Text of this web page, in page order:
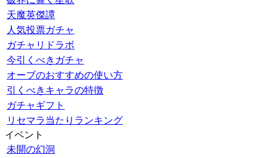
天魔英傑譚
人気投票ガチャ
ガチャリドラボ
今引くべきガチャ
オーブのおすすめの使い方
引くべきキャラの特徴
ガチャギフト
リセマラ当たりランキング
イベント
未開の幻洞